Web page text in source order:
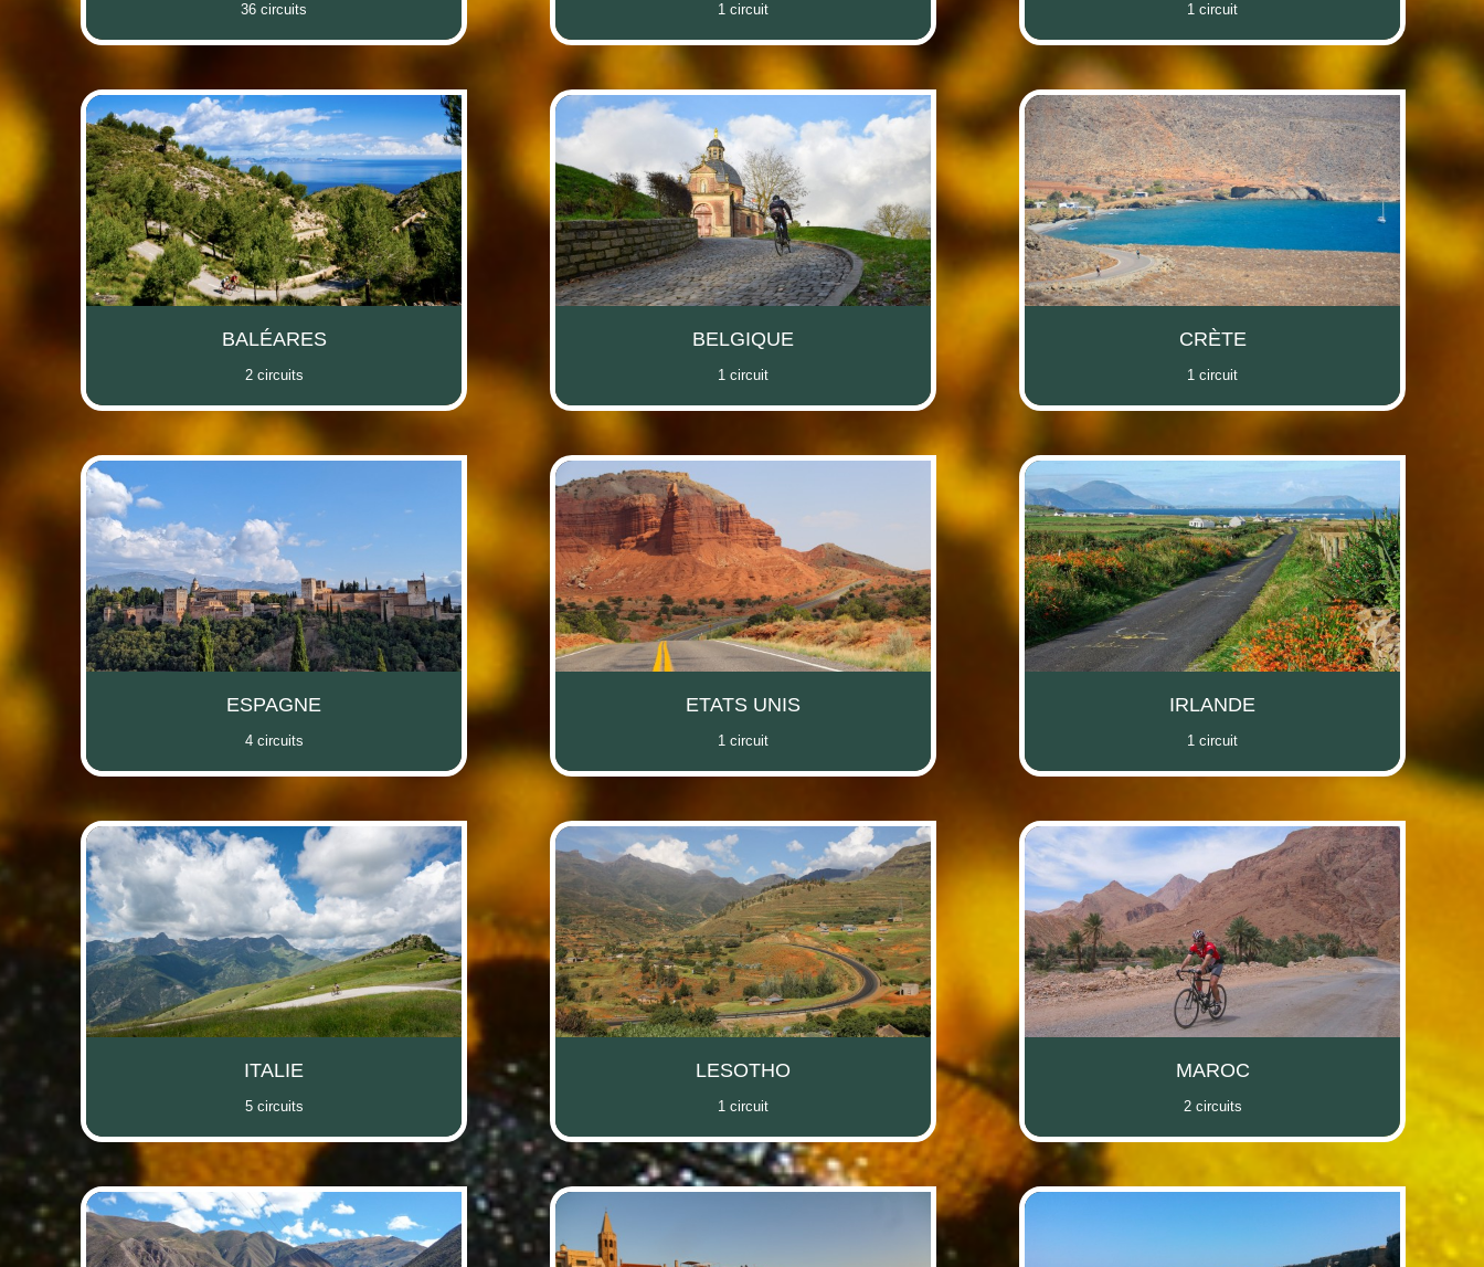
36 circuits 1 circuit 1 circuit
BALÉARES
2 circuits
BELGIQUE
1 circuit
CRÈTE
1 circuit
ESPAGNE
4 circuits
ETATS UNIS
1 circuit
IRLANDE
1 circuit
ITALIE
5 circuits
LESOTHO
1 circuit
MAROC
2 circuits